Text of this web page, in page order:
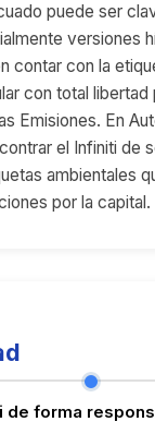
puede ser
versiones
contar con la
con total libertad
Emisiones. En
el Infiniti de
ambientales
por la capital.
de forma